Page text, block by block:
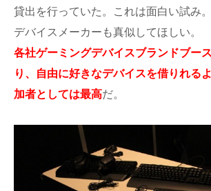
貸出を行っていた。これは面白い試み
デバイスメーカーも真似してほしい。
各社ゲーミングデバイスブランドブー
り、自由に好きなデバイスを借りれる
加者としては最高だ。